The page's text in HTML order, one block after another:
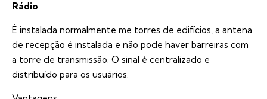
Rádio
É instalada normalmente me torres de edifícios, a antena
de recepção é instalada e não pode haver barreiras com
a torre de transmissão. O sinal é centralizado e
distribuído para os usuários.